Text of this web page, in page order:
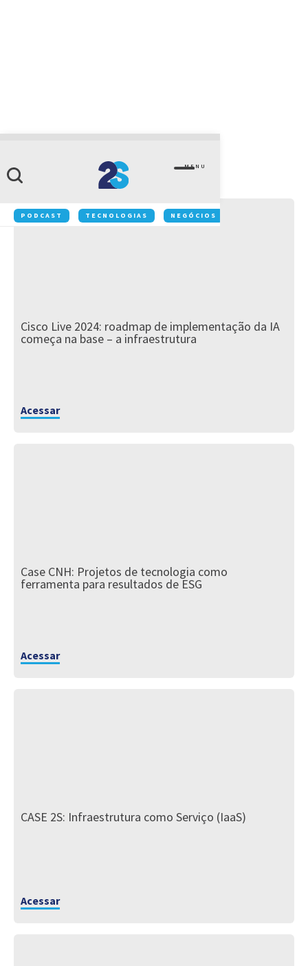
MENU
PODCAST TECNOLOGIAS NEGÓCIOS
Inovação
Cisco Live 2024: roadmap de implementação da IA
começa na base – a infraestrutura
Acessar
Case CNH: Projetos de tecnologia como
ferramenta para resultados de ESG
Acessar
CASE 2S: Infraestrutura como Serviço (IaaS)
Acessar